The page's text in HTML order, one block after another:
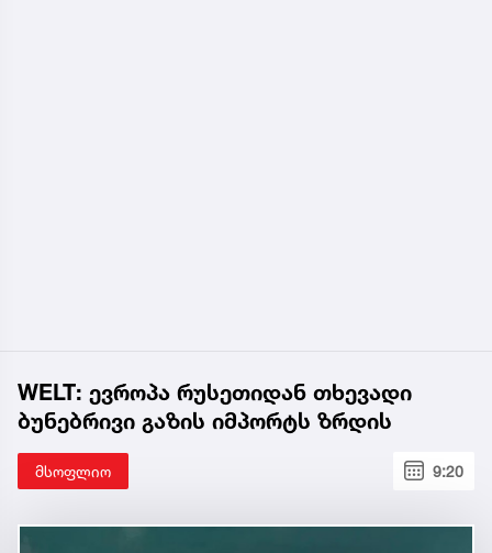
WELT: ევროპა რუსეთიდან თხევადი
ბუნებრივი გაზის იმპორტს ზრდის
მსოფლიო 9:20